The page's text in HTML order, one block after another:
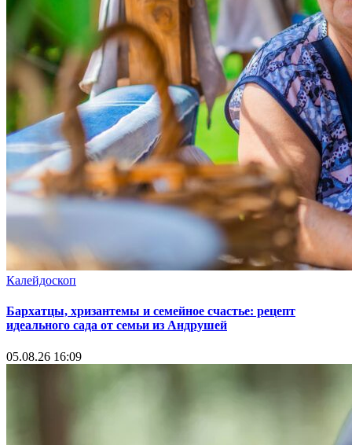
Калейдоскоп
Бархатцы, хризантемы и семейное счастье: рецепт
идеального сада от семьи из Андрушей
05.08.26 16:09